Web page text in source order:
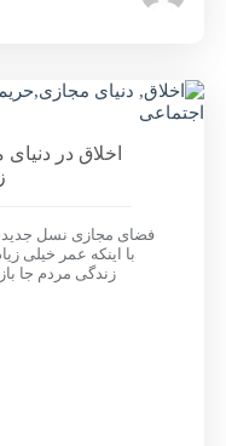
اخلاق در
فضای مجازی نسل
با اینکه عمر خیلی
زندگی مردم جا